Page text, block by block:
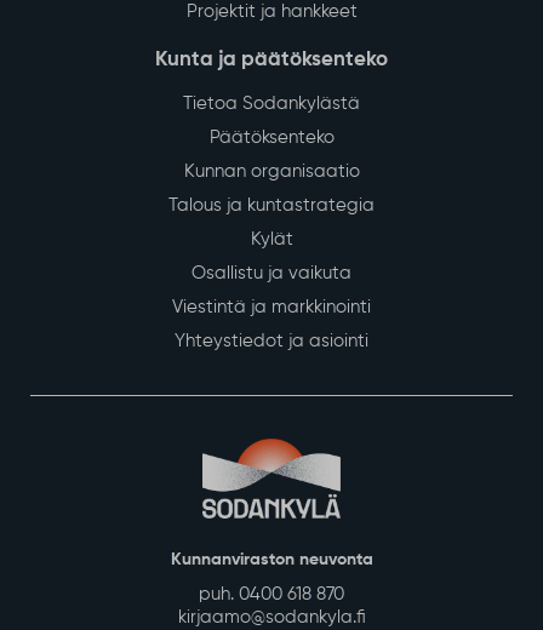
Projektit ja hankkeet
Kunta ja päätöksenteko
Tietoa Sodankylästä
Päätöksenteko
Kunnan organisaatio
Talous ja kuntastrategia
Kylät
Osallistu ja vaikuta
Viestintä ja markkinointi
Yhteystiedot ja asiointi
Kunnanviraston neuvonta
puh. 0400 618 870
kirjaamo@sodankyla.fi